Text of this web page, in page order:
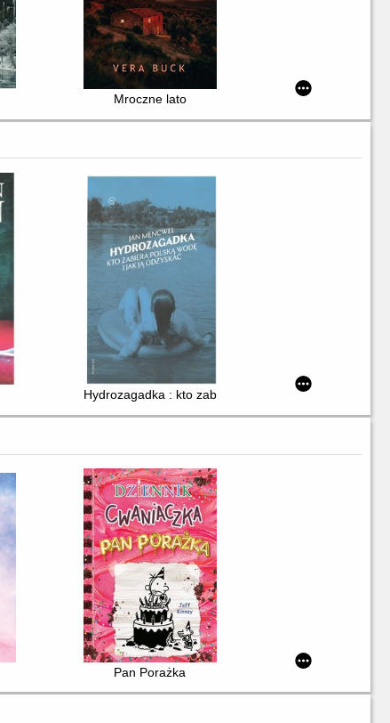
Mroczne lato
Hydrozagadka : kto zabiera polską wodę i jak ją
Pan Porażka